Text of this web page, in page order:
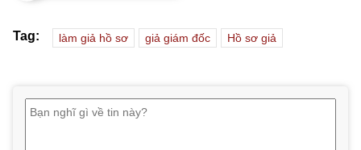
Tag: làm giả hồ sơ giả giám đốc Hồ sơ giả